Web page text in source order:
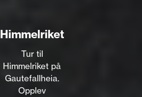
Himmelriket
Tur til
Himmelriket på
Gautefallheia.
Opplev